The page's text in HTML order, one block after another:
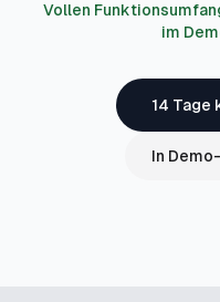
Vollen
im
14 Tage
In